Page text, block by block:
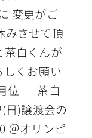
変更がご
みさせて頂
茶白くんが
くお願い
位 茶白
)譲渡会の
＠オリンピ